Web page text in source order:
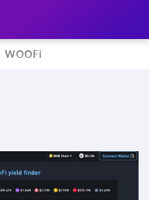
WOOFi